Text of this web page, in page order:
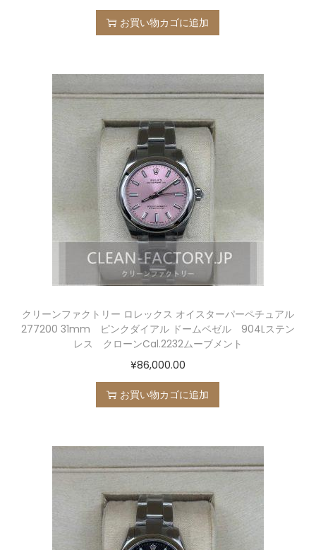
お買い物カゴに追加
クリーンファクトリー ロレックス オイスターパーペチュアル
277200 31mm ピンクダイアル ドームベゼル 904Lステン
レス クローンCal.2232ムーブメント
¥86,000.00
お買い物カゴに追加